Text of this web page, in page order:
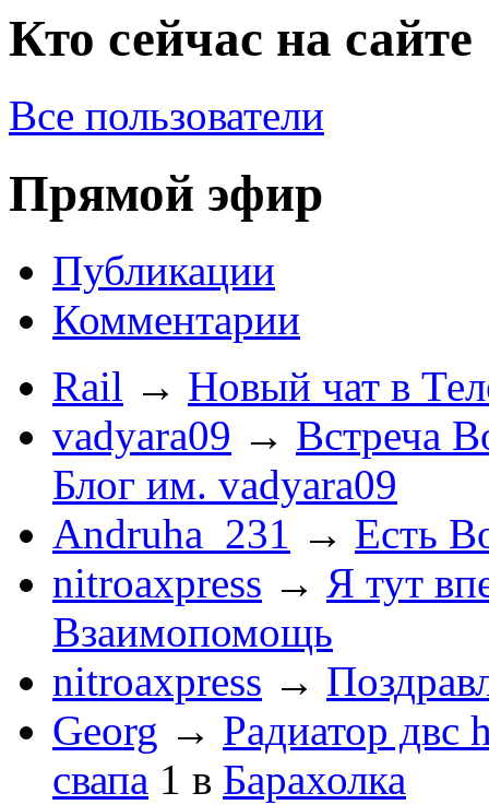
Кто сейчас на сайте
Все пользователи
Прямой эфир
Публикации
Комментарии
Rail → Новый чат в
vadyara09 → Встреча
Блог им. vadyara09
Andruha_231 → Есть
nitroaxpress → Я тут
Взаимопомощь
nitroaxpress →
Georg → Радиатор двс
свапа 1 в Барахолка